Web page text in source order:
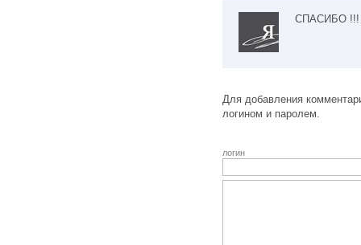
СПАСИБО !!!
Для добавления
логином и паролем.
логин